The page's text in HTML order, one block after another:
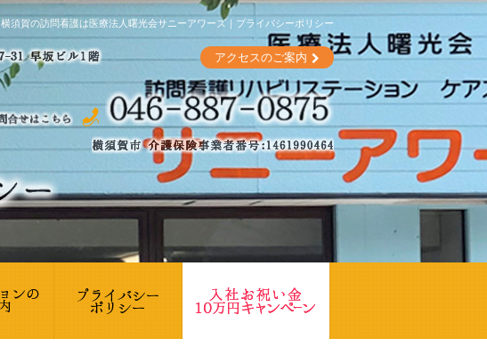
横須賀の訪問看護は医療法人曙光会サニーアワーズ｜プライバシーポリシー
アクセスのご案内